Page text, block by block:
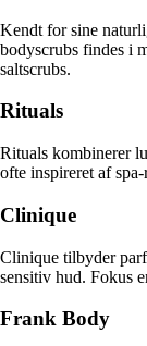
Kendt for sine
bodyscrubs findes i
saltscrubs.
Rituals
Rituals kombinerer
ofte inspireret af
Clinique
Clinique tilbyder
sensitiv hud. Fokus
Frank Body